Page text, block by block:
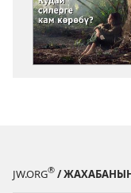
JW.ORG® /